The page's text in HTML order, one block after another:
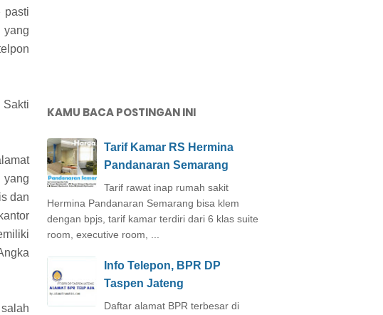
pasti
yang
Sakti
yang
dan
KAMU BACA POSTINGAN INI
Tarif Kamar RS Hermina
Pandanaran Semarang
Tarif rawat inap rumah sakit
Hermina Pandanaran Semarang bisa klem
dengan bpjs, tarif kamar terdiri dari 6 klas suite
room, executive room, ...
Info Telepon, BPR DP
Taspen Jateng
Daftar alamat BPR terbesar di